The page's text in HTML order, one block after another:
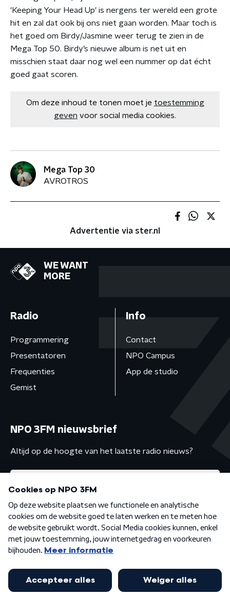
'Keeping Your Head Up' is nergens ter wereld een grote
hit en zal dat ook bij ons niet gaan worden. Maar toch is
het goed om Birdy/Jasmine weer terug te zien in de
Mega Top 50. Birdy’s nieuwe album is net uit en
misschien staat daar nog wel een nummer op dat écht
goed gaat scoren.
Om deze inhoud te tonen moet je toestemming
geven voor social media cookies.
Mega Top 30
AVROTROS
Advertentie via ster.nl
WE WANT
MORE
Radio
Programmering
Presentatoren
Frequenties
Gemist
Info
Contact
NPO Campus
App de studio
NPO 3FM nieuwsbrief
Altijd op de hoogte van het laatste radio nieuws?
Algemene voorwaarden Privacybeleid